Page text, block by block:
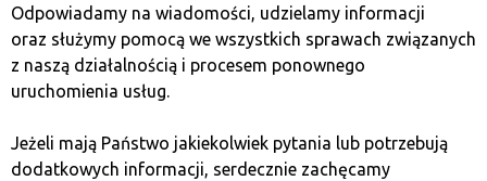
wymianę na atrakcyjnych warunkach.
Anonimowość
Nie zapisujemy ani nie przechowujemy
danych osobowych naszych klientów.
Odpowiadamy na wiadomości, udzielamy informacji
oraz służymy pomocą we wszystkich sprawach związanych
z naszą działalnością i procesem ponownego
uruchomienia usług.
Jeżeli mają Państwo jakiekolwiek pytania lub potrzebują
dodatkowych informacji, serdecznie zachęcamy